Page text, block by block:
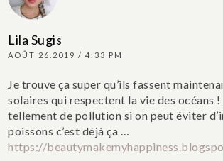
Lila Sugis
AOÛT 26.2019 / 4:33 PM
Je trouve ça super qu’ils fassent
solaires qui respectent la vie des océans !
tellement de pollution si on peut éviter
poissons c’est déjà ça …
https://